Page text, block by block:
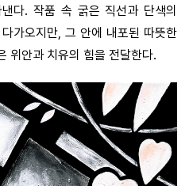
다. 작품 속 굵은 직선과 단색의
가오지만, 그 안에 내포된 따뜻한
위안과 치유의 힘을 전달한다.